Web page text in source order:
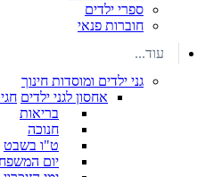
ספרי ילדים
חוברות פנאי
עוד...
גני ילדים ומוסדות חינוך
אחסון לגני ילדים
בריאות
חנוכה
ט"ו בשבט
יום